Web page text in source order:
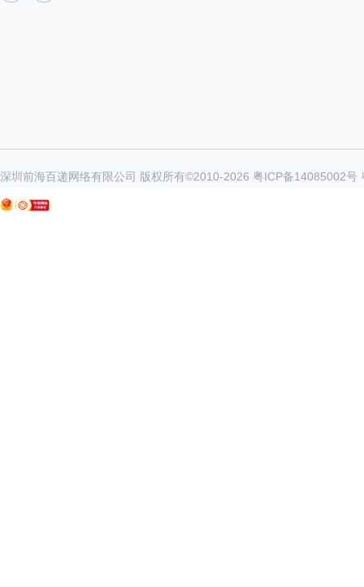
深圳前海百递网络有限公司 版权所有©2010-2026 粤ICP备14085002号